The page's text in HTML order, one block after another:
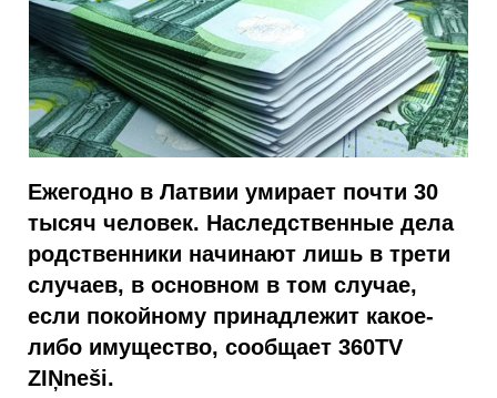
Ежегодно в Латвии умирает почти 30
тысяч человек. Наследственные дела
родственники начинают лишь в трети
случаев, в основном в том случае,
если покойному принадлежит какое-
либо имущество, сообщает 360TV
ZIŅneši.